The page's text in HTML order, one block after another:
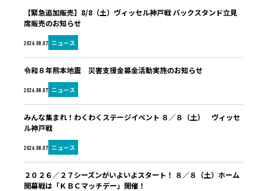
2026.08.07 ニュース
【緊急追加販売】8/8（土）ヴィッセル神戸戦 バックスタンド立見
席販売のお知らせ
2026.08.07 ニュース
令和８年熊本地震 災害支援金募金活動実施のお知らせ
2026.08.07 ニュース
みんな集まれ！わくわくステージイベント ８／８（土） ヴィッセ
ル神戸戦
２０２６／２７シーズンがいよいよスタート！ ８／８（土）ホーム
開幕戦は「ＫＢＣマッチデー」開催！